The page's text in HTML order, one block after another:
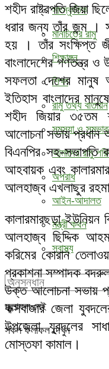
সাংস্কৃতিক
মানচিত্রে রামু
শিক্ষাঙ্গন
শিক্ষা
রামু তথ্য বাতায়ন
সমস্যা ও
আমাদের রামু
অপরাধ
আইন-আদালত
মন্ত্রী কথন
স্বাস্থ্য
ফলাফল নেই
সকল ফলাফল দেখুন
শহীদ রাষ্ট্রপতি জিয়া
ধরার জন্য তাঁর জন্ম ।
হয় । তাঁর সংক্ষিপ্ত
বাংলাদেশের গণতন্ত্র ও
সফলতা দেশের মানুষ
ইতিহাস বাংলাদের
শহীদ জিয়ার ৩৫তম
আলোচনা সভায় প্রধান
বিএনপির সহ-সভাপতি
আহবায়ক এবং
আলহাজ্ব এখলাছুর
কালারমারছড়া ইউনিয়ন
আলহাজ্ব ছিদ্দিক
করিমের কোরান
প্রকাশনা সম্পাদক
উক্ত আলোচনা সভায়
কক্সবাজার জেলা
উপজেলা যুবদলের
মোস্তফা কামাল।